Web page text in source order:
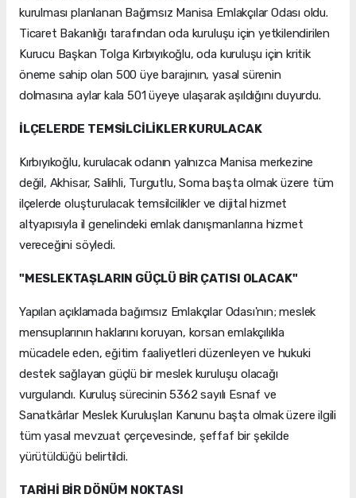
kurulması planlanan Bağımsız Manisa Emlakçılar Odası oldu.
Ticaret Bakanlığı tarafından oda kuruluşu için yetkilendirilen
Kurucu Başkan Tolga Kırbıyıkoğlu, oda kuruluşu için kritik
öneme sahip olan 500 üye barajının, yasal sürenin
dolmasına aylar kala 501 üyeye ulaşarak aşıldığını duyurdu.
İLÇELERDE TEMSİLCİLİKLER KURULACAK
Kırbıyıkoğlu, kurulacak odanın yalnızca Manisa merkezine
değil, Akhisar, Salihli, Turgutlu, Soma başta olmak üzere tüm
ilçelerde oluşturulacak temsilcilikler ve dijital hizmet
altyapısıyla il genelindeki emlak danışmanlarına hizmet
vereceğini söyledi.
"MESLEKTAŞLARIN GÜÇLÜ BİR ÇATISI OLACAK"
Yapılan açıklamada bağımsız Emlakçılar Odası'nın; meslek
mensuplarının haklarını koruyan, korsan emlakçılıkla
mücadele eden, eğitim faaliyetleri düzenleyen ve hukuki
destek sağlayan güçlü bir meslek kuruluşu olacağı
vurgulandı. Kuruluş sürecinin 5362 sayılı Esnaf ve
Sanatkârlar Meslek Kuruluşları Kanunu başta olmak üzere ilgili
tüm yasal mevzuat çerçevesinde, şeffaf bir şekilde
yürütüldüğü belirtildi.
TARİHİ BİR DÖNÜM NOKTASI